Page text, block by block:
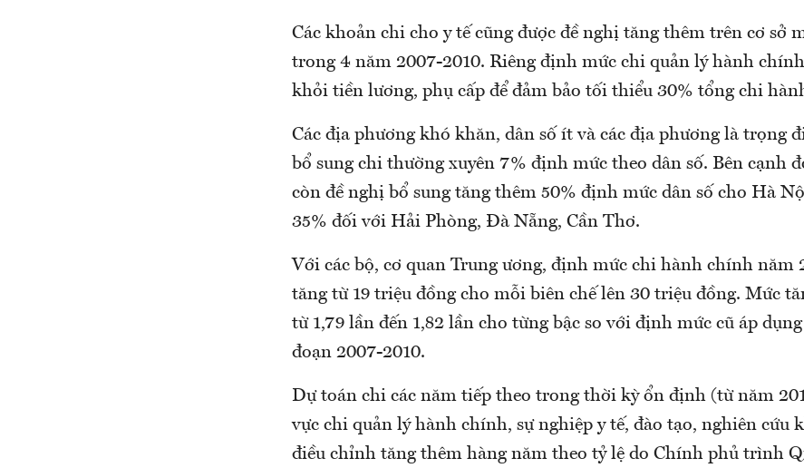
Các khoản chi cho y tế cũng được đề nghị tăng thêm trên cơ sở
trong 4 năm 2007-2010. Riêng định mức chi quản lý hành
khỏi tiền lương, phụ cấp để đảm bảo tối thiểu 30% tổng chi
Các địa phương khó khăn, dân số ít và các địa phương là trọng
bổ sung chi thường xuyên 7% định mức theo dân số. Bên cạnh
còn đề nghị bổ sung tăng thêm 50% định mức dân số cho Hà
35% đối với Hải Phòng, Đà Nẵng, Cần Thơ.
Với các bộ, cơ quan Trung ương, định mức chi hành chính năm
tăng từ 19 triệu đồng cho mỗi biên chế lên 30 triệu đồng. Mức
từ 1,79 lần đến 1,82 lần cho từng bậc so với định mức cũ áp
đoạn 2007-2010.
Dự toán chi các năm tiếp theo trong thời kỳ ổn định (từ năm
vực chi quản lý hành chính, sự nghiệp y tế, đào tạo, nghiên cứu
điều chỉnh tăng thêm hàng năm theo tỷ lệ do Chính phủ trình